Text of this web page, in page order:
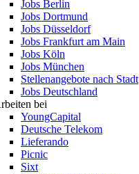
Jobs Berlin
Jobs Dortmund
Jobs Düsseldorf
Jobs Frankfurt am Main
Jobs Köln
Jobs München
Stellenangebote nach Stadt
Jobs Deutschland
bei
YoungCapital
Deutsche Telekom
Lieferando
Picnic
Sixt